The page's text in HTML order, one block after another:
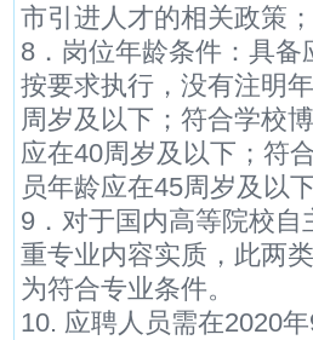
市引进人才的相关政策
8．岗位年龄条件：具
按要求执行，没有注明
周岁及以下；符合学校
应在40周岁及以下；符
员年龄应在45周岁及以下
9．对于国内高等院校
重专业内容实质，此两
为符合专业条件。
10. 应聘人员需在2020